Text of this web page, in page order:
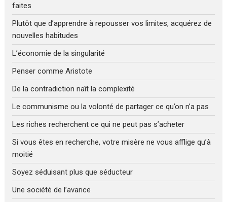
faites
Plutôt que d’apprendre à repousser vos limites, acquérez de
nouvelles habitudes
L’économie de la singularité
Penser comme Aristote
De la contradiction naît la complexité
Le communisme ou la volonté de partager ce qu’on n’a pas
Les riches recherchent ce qui ne peut pas s’acheter
Si vous êtes en recherche, votre misère ne vous afflige qu’à
moitié
Soyez séduisant plus que séducteur
Une société de l’avarice